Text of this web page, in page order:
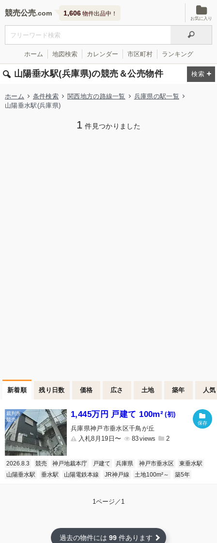
競売公売 1,606 物件出品中！
お気に入り
ホーム 地図検索 カレンダー 市区町村 ランキング
山陽垂水駅(兵庫県)の競売＆公売物件
ホーム 条件検索 関西地方の路線一覧
兵庫県の駅一覧
山陽垂水駅(兵庫県)
1 件見つかりました
新着順 残り日数 価格 広さ 土地 築年 人気
1,445万円 戸建て 100m² (初)
兵庫県神戸市垂水区千鳥が丘
入札8月19日〜
83 2
2026.8.3 競売 神戸地裁本庁 戸建て 兵庫県 神戸市垂水区
東垂水駅
山陽垂水駅
垂水駅 山陽電鉄本線 JR神戸線 土地100m²～ 築5年
1ページ／1
過去の物件には 99 件あります